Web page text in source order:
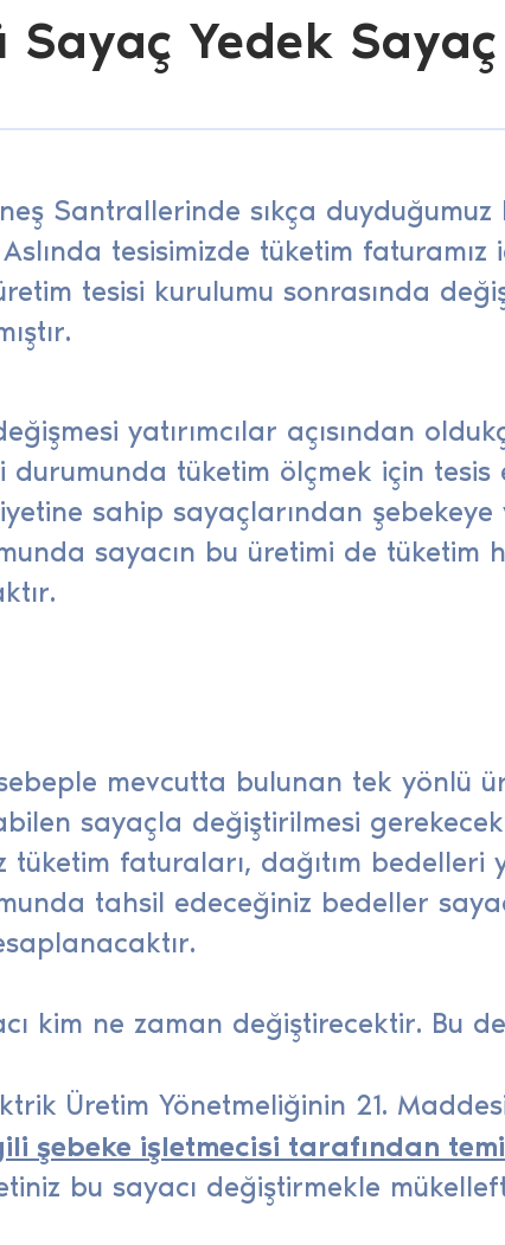
Sayaç Yedek
Santrallerinde sıkça
tesisimizde tüketim
tesisi kurulumu sonrasında
yatırımcılar açısından
durumunda tüketim ölçmek için
sahip sayaçlarından şebekeye
sayacın bu üretimi de tüketim
mevcutta bulunan tek yönlü
sayaçla değiştirilmesi
tüketim faturaları, dağıtım
tahsil edeceğiniz bedeller
kim ne zaman değiştirecektir. Bu
Üretim Yönetmeliğinin 21.
şebeke işletmecisi tarafından
bu sayacı değiştirmekle